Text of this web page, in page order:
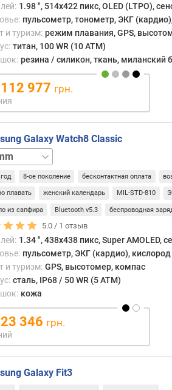
1.98 ", 514x422 пикс, OLED (LTPO),
пульсометр, тонометр, ЭКГ
и туризм: режим плавания, GPS,
титан, 100 WR (10 ATM)
резина / силикон, ткань, миланский
977 грн.
Galaxy Watch8 Classic
8-ое поколение бесконтактная оплата
плавать женский календарь MIL-STD-810
из сапфира Bluetooth v5.3 беспроводная
5.0 / 1 отзыв
1.34 ", 438x438 пикс, Super AMOLED,
пульсометр, ЭКГ (кардио), кислород
и туризм: GPS, высотомер, компас
сталь, IP68 / 50 WR (5 ATM)
кожа
346 грн.
Galaxy Fit3